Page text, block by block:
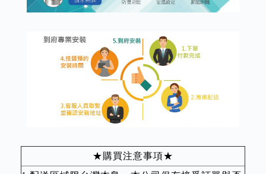
★購買注意事項★